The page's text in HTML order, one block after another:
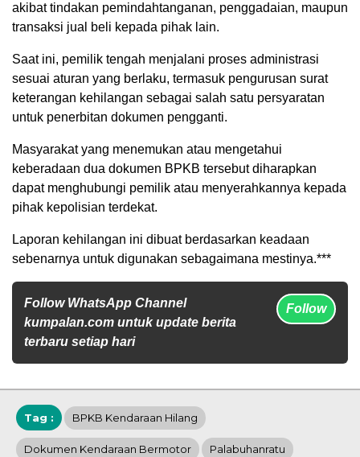
akibat tindakan pemindahtanganan, penggadaian, maupun
transaksi jual beli kepada pihak lain.
Saat ini, pemilik tengah menjalani proses administrasi
sesuai aturan yang berlaku, termasuk pengurusan surat
keterangan kehilangan sebagai salah satu persyaratan
untuk penerbitan dokumen pengganti.
Masyarakat yang menemukan atau mengetahui
keberadaan dua dokumen BPKB tersebut diharapkan
dapat menghubungi pemilik atau menyerahkannya kepada
pihak kepolisian terdekat.
Laporan kehilangan ini dibuat berdasarkan keadaan
sebenarnya untuk digunakan sebagaimana mestinya.***
Follow WhatsApp Channel
kumpalan.com untuk update berita
terbaru setiap hari
Follow
Tag : BPKB Kendaraan Hilang
Dokumen Kendaraan Bermotor Palabuhanratu